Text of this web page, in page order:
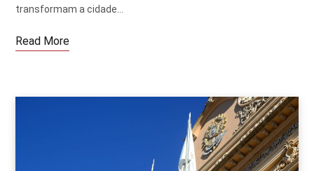
transformam a cidade…
Read More